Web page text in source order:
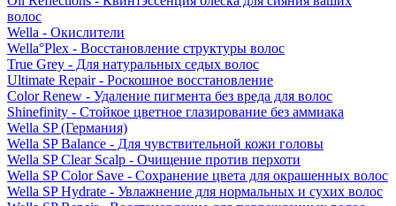
волос
Wella - Окислители
Wella°Plex - Восстановление структуры волос
True Grey - Для натуральных седых волос
Ultimate Repair - Роскошное восстановление
Color Renew - Удаление пигмента без вреда для волос
Shinefinity - Стойкое цветное глазирование без аммиака
Wella SP (Германия)
Wella SP Balance - Для чувствительной кожи головы
Wella SP Clear Scalp - Очищение против перхоти
Wella SP Color Save - Сохранение цвета для окрашенных волос
Wella SP Hydrate - Увлажнение для нормальных и сухих волос